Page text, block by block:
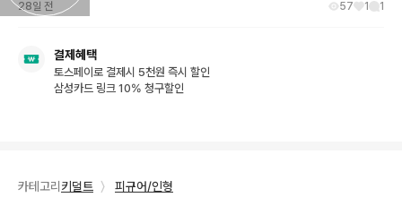
28일 전 57 1 1
결제혜택
토스페이로 결제시 5천원 즉시 할인
삼성카드 링크 10% 청구할인
카테고리 키덜트 〉
피규어/인형